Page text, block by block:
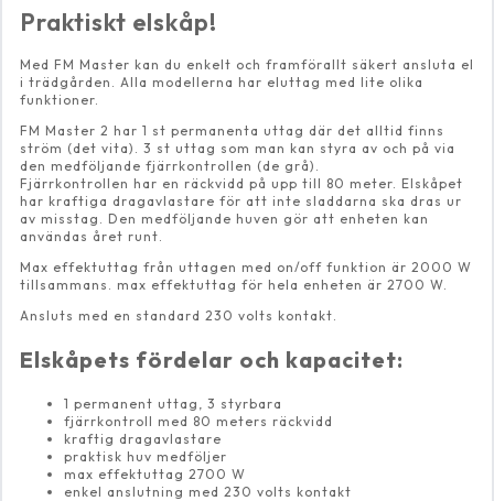
Praktiskt elskåp!
Med FM Master kan du enkelt och framförallt säkert ansluta el
i trädgården. Alla modellerna har eluttag med lite olika
funktioner.
FM Master 2 har 1 st permanenta uttag där det alltid finns
ström (det vita). 3 st uttag som man kan styra av och på via
den medföljande fjärrkontrollen (de grå).
Fjärrkontrollen har en räckvidd på upp till 80 meter. Elskåpet
har kraftiga dragavlastare för att inte sladdarna ska dras ur
av misstag. Den medföljande huven gör att enheten kan
användas året runt.
Max effektuttag från uttagen med on/off funktion är 2000 W
tillsammans. max effektuttag för hela enheten är 2700 W.
Ansluts med en standard 230 volts kontakt.
Elskåpets fördelar och kapacitet:
1 permanent uttag, 3 styrbara
fjärrkontroll med 80 meters räckvidd
kraftig dragavlastare
praktisk huv medföljer
max effektuttag 2700 W
enkel anslutning med 230 volts kontakt